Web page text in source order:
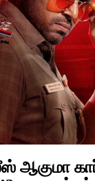
ஆகுமா